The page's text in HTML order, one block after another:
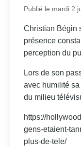
Publié le mardi 2
Christian Bégin
présence
perception du
Lors de son
avec humilité
du milieu
https://
gens-etaient-
plus-de-tele/